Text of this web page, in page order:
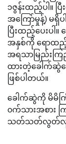
၁ဇွန်းထည့်ပါ။ ပြီ
အကြော်မှုန့်) မရှိပ
ပြီးထည့်ပေးပါ
အနှစ်ကို ရောထည့်
အရသာမြည်းကြ
ထားတဲ့ခေါက်ဆွဲပ
ဖြစ်ပါတယ်။
ခေါက်ဆွဲကို မိမိ
၀က်သားအစား
သတ်သတ်လွတ်လုပ်